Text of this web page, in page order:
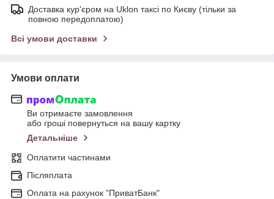
Доставка кур'єром на Uklon таксі по Києву (тільки за
повною передоплатою)
Всі умови доставки
Умови оплати
Ви отримаєте замовлення
або гроші повернуться на вашу картку
Детальніше
Оплатити частинами
Післяплата
Оплата на рахунок "ПриватБанк"